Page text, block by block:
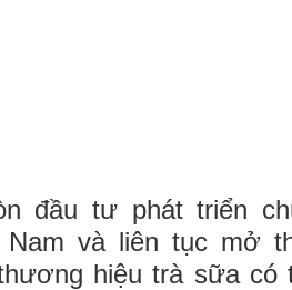
đầu tư phát triển
Nam và liên tục mở
hiệu trà sữa có